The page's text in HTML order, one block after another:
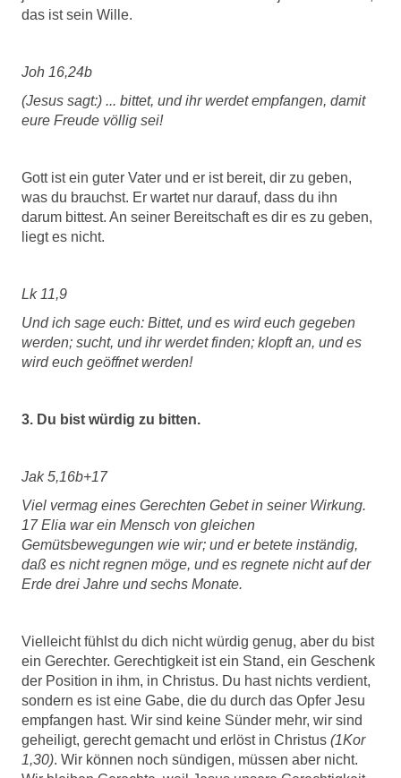
das ist sein Wille.
Joh 16,24b
(Jesus sagt:) ... bittet, und ihr werdet empfangen, damit
eure Freude völlig sei!
Gott ist ein guter Vater und er ist bereit, dir zu geben,
was du brauchst. Er wartet nur darauf, dass du ihn
darum bittest. An seiner Bereitschaft es dir es zu geben,
liegt es nicht.
Lk 11,9
Und ich sage euch: Bittet, und es wird euch gegeben
werden; sucht, und ihr werdet finden; klopft an, und es
wird euch geöffnet werden!
3. Du bist würdig zu bitten.
Jak 5,16b+17
Viel vermag eines Gerechten Gebet in seiner Wirkung.
17 Elia war ein Mensch von gleichen
Gemütsbewegungen wie wir; und er betete inständig,
daß es nicht regnen möge, und es regnete nicht auf der
Erde drei Jahre und sechs Monate.
Vielleicht fühlst du dich nicht würdig genug, aber du bist
ein Gerechter. Gerechtigkeit ist ein Stand, ein Geschenk
der Position in ihm, in Christus. Du hast nichts verdient,
sondern es ist eine Gabe, die du durch das Opfer Jesu
empfangen hast. Wir sind keine Sünder mehr, wir sind
geheiligt, gerecht gemacht und erlöst in Christus (1Kor
1,30). Wir können noch sündigen, müssen aber nicht.